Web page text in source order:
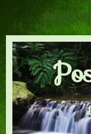
direct
naar
de
hoofdinhoud